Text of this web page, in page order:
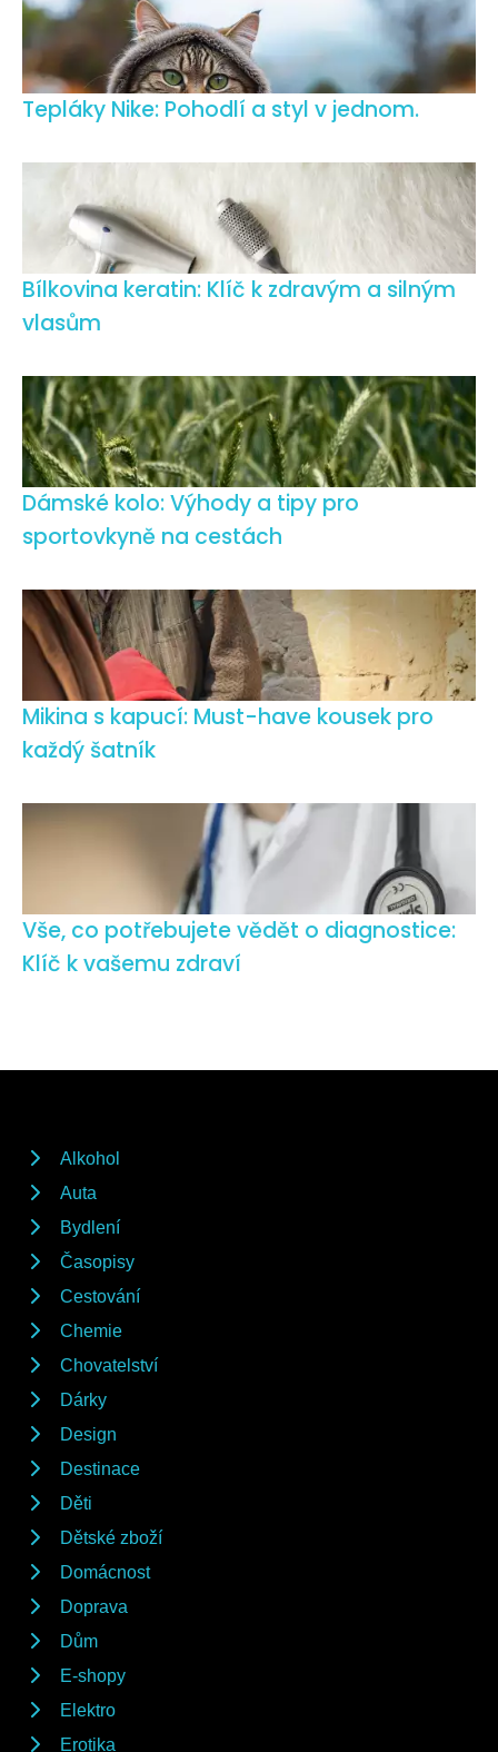
Tepláky Nike: Pohodlí a styl v jednom.
Bílkovina keratin: Klíč k zdravým a silným
vlasům
Dámské kolo: Výhody a tipy pro
sportovkyně na cestách
Mikina s kapucí: Must-have kousek pro
každý šatník
Vše, co potřebujete vědět o diagnostice:
Klíč k vašemu zdraví
Alkohol
Auta
Bydlení
Časopisy
Cestování
Chemie
Chovatelství
Dárky
Design
Destinace
Děti
Dětské zboží
Domácnost
Doprava
Dům
E-shopy
Elektro
Erotika